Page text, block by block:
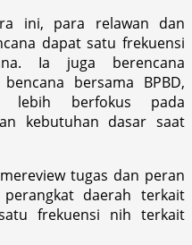
ini, para relawan dan
dapat satu frekuensi
Ia juga berencana
bersama BPBD,
lebih berfokus pada
kebutuhan dasar saat
tugas dan peran
daerah terkait
frekuensi nih terkait